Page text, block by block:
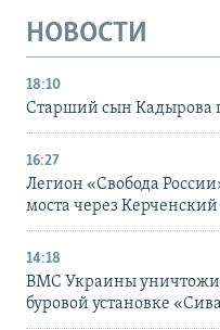
НОВОСТИ
18:10
Старший сын Кадырова
16:27
Легион «Свобода
моста через
14:18
ВМС Украины
буровой установке